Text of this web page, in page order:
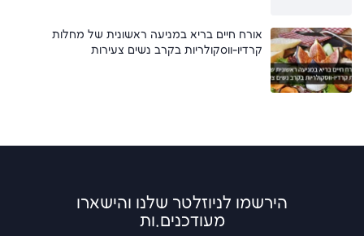
אורח חיים בריא במניעה ראשונית של מחלות
קרדיו-ווסקולריות בקרב נשים צעירות
הירשמו לניוזלטר שלנו והישארו
מעודכנים.ות